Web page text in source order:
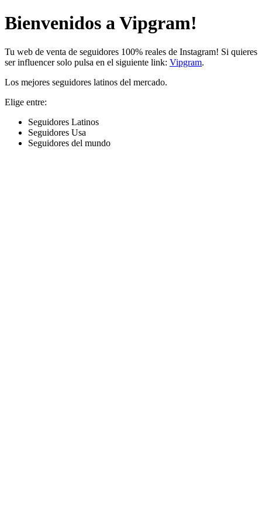
Bienvenidos a Vipgram!
Tu web de venta de seguidores 100% reales de Instagram! Si quieres
ser influencer solo pulsa en el siguiente link: Vipgram.
Los mejores seguidores latinos del mercado.
Elige entre:
Seguidores Latinos
Seguidores Usa
Seguidores del mundo